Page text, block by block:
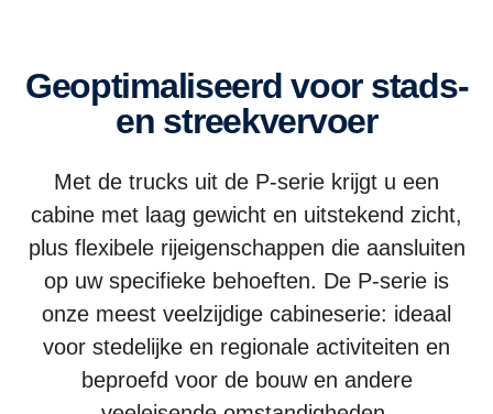
Geoptimaliseerd voor stads-
en streekvervoer
Met de trucks uit de P-serie krijgt u een
cabine met laag gewicht en uitstekend zicht,
plus flexibele rijeigenschappen die aansluiten
op uw specifieke behoeften. De P-serie is
onze meest veelzijdige cabineserie: ideaal
voor stedelijke en regionale activiteiten en
beproefd voor de bouw en andere